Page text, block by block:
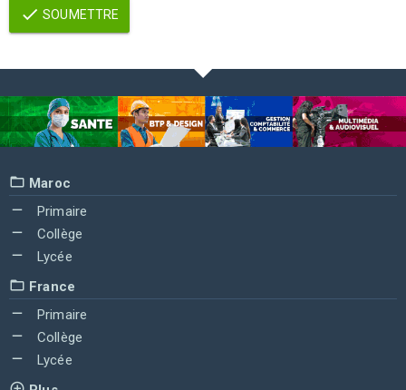
SOUMETTRE
Maroc
Primaire
Collège
Lycée
France
Primaire
Collège
Lycée